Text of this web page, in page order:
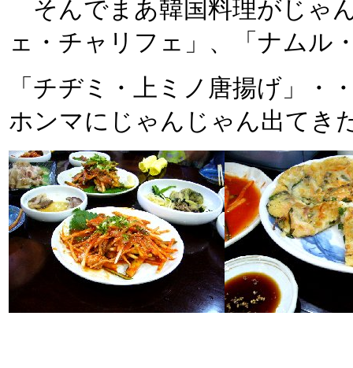
そんでまあ韓国料理がじゃ
ェ・チャリフェ」、「ナムル
「チヂミ・上ミノ唐揚げ」・
ホンマにじゃんじゃん出てき